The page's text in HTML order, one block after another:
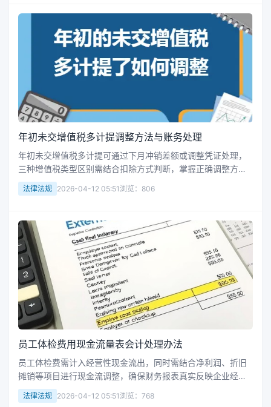
年初未交增值税多计提调整方法与账务处理
年初未交增值税多计提可通过下月冲销差额或调整凭证处理，
三种增值税类型区别需结合扣除方式判断，掌握正确调整方法
有助于规范财务操作。
法律法规 2026-04-12 05:51 浏览：806
员工体检费用现金流量表会计处理办法
员工体检费需计入经营性现金流出，同时需结合净利润、折旧
摊销等项目进行现金流调整，确保财务报表真实反映企业经营
活动收支情况。
法律法规 2026-04-12 05:51 浏览：768